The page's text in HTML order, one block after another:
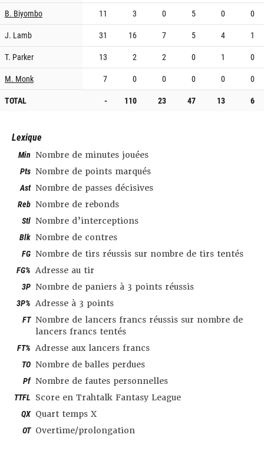
B. Biyombo
11 3 0 5 0
0
J. Lamb
31 16 7 5 4
1
T. Parker
13 2 2 0 1
0
M. Monk
7 0 0 0 0
0
TOTAL
- 110 23 47 13 6
Lexique
Min Nombre de minutes jouées
Pts Nombre de points marqués
Ast Nombre de passes décisives
Reb Nombre de rebonds
Stl Nombre d’interceptions
Blk Nombre de contres
FG Nombre de tirs réussis sur nombre de tirs tentés
FG% Adresse au tir
3P Nombre de paniers à 3 points réussis
3P% Adresse à 3 points
FT Nombre de lancers francs réussis sur nombre de
lancers francs tentés
FT% Adresse aux lancers francs
TO Nombre de balles perdues
Pf Nombre de fautes personnelles
TTFL Score en Trahtalk Fantasy League
QX Quart temps X
OT Overtime/prolongation